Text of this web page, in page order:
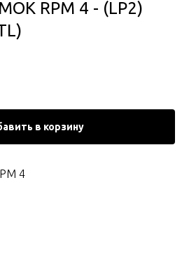
RPM 4 - (LP2)
в корзину
4